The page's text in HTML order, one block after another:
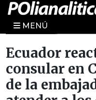
MENÚ
Ecuador
consular en
de la